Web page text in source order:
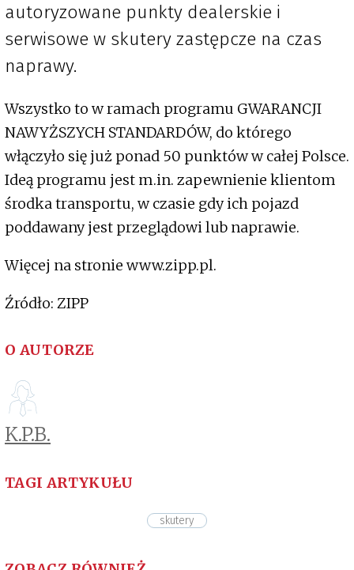
autoryzowane punkty dealerskie i
serwisowe w skutery zastępcze na czas
naprawy.
Wszystko to w ramach programu GWARANCJI
NAWYŻSZYCH STANDARDÓW, do którego
włączyło się już ponad 50 punktów w całej Polsce.
Ideą programu jest m.in. zapewnienie klientom
środka transportu, w czasie gdy ich pojazd
poddawany jest przeglądowi lub naprawie.
Więcej na stronie www.zipp.pl.
Źródło: ZIPP
O AUTORZE
K.P.B.
TAGI ARTYKUŁU
skutery